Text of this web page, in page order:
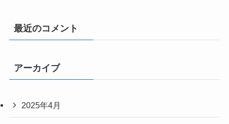
最近のコメント
アーカイブ
2025年4月